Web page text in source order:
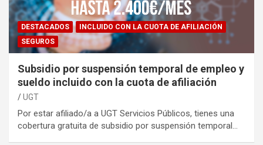
DESTACADOS
INCLUIDO CON LA CUOTA DE AFILIACIÓN
SEGUROS
Subsidio por suspensión temporal de empleo y
sueldo incluido con la cuota de afiliación
UGT
Por estar afiliado/a a UGT Servicios Públicos, tienes una
cobertura gratuita de subsidio por suspensión temporal…